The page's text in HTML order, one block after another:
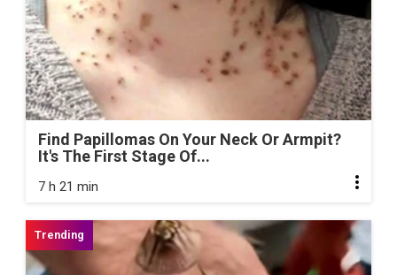
Find Papillomas On Your Neck Or Armpit?
It's The First Stage Of...
7 h 21 min